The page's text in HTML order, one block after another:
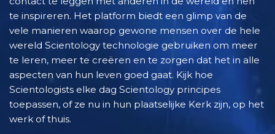
te inspireren. Het platform biedt een glimp van de
vele manieren waarop gewone mensen over de hele
wereld Scientology technologie gebruiken om meer
te leren, meer te creëren en te zorgen dat het in alle
aspecten van hun leven goed gaat. Kijk hoe
Scientologists elke dag Scientology principes
toepassen, of ze nu in hun plaatselijke Kerk zijn, op het
werk of thuis.